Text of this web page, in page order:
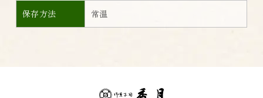
保存方法 常温